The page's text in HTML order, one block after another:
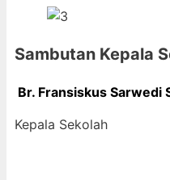
Sambutan Kepala
Br. Fransiskus Sarwedi
Kepala Sekolah